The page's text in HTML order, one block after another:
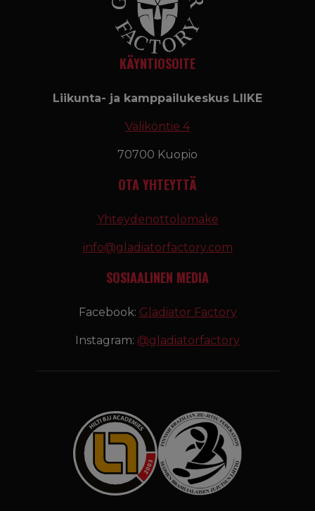
KÄYNTIOSOITE
Liikunta- ja kamppailukeskus LIIKE
Väliköntie 4
70700 Kuopio
OTA YHTEYTTÄ
Yhteydenottolomake
info@gladiatorfactory.com
SOSIAALINEN MEDIA
Facebook: Gladiator Factory
Instagram: @gladiatorfactory